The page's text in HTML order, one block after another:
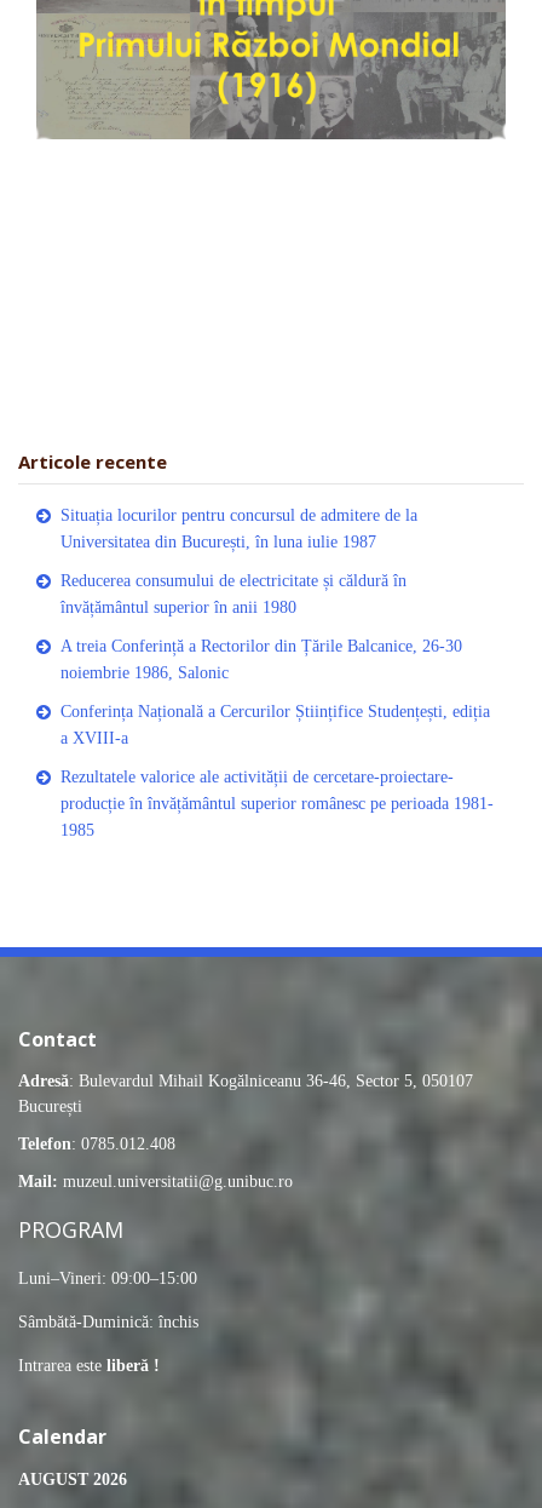
Articole recente
Situația locurilor pentru concursul de admitere de la
Universitatea din București, în luna iulie 1987
Reducerea consumului de electricitate și căldură în
învățământul superior în anii 1980
A treia Conferință a Rectorilor din Țările Balcanice, 26-30
noiembrie 1986, Salonic
Conferința Națională a Cercurilor Științifice Studențești, ediția
a XVIII-a
Rezultatele valorice ale activității de cercetare-proiectare-
producție în învățământul superior românesc pe perioada 1981-
1985
Contact
Adresă: Bulevardul Mihail Kogălniceanu 36-46, Sector 5, 050107
București
Telefon: 0785.012.408
Mail: muzeul.universitatii@g.unibuc.ro
PROGRAM
Luni–Vineri: 09:00–15:00
Sâmbătă-Duminică: închis
Intrarea este liberă !
Calendar
AUGUST 2026